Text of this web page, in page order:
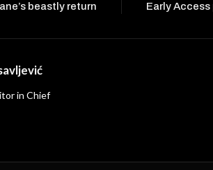
beastly return
Early Access
in Chief